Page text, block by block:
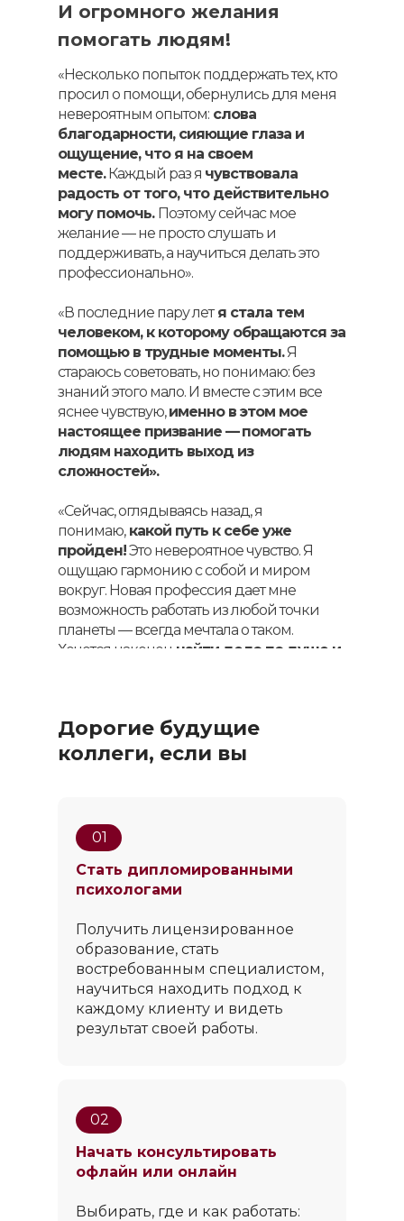
«Несколько попыток поддержать тех, кто
просил о помощи, обернулись для меня
невероятным опытом: слова
благодарности, сияющие глаза и
ощущение, что я на своем
месте.Каждый раз я чувствовала
радость от того, что действительно
могу помочь. Поэтому сейчас мое
желание — не просто слушать и
поддерживать, а научиться делать это
профессионально».
«В последние пару летя стала тем
человеком, к которому обращаются за
помощью в трудные моменты.Я
стараюсь советовать, но понимаю: без
знаний этого мало. И вместе с этим все
яснее чувствую,именно в этом мое
настоящее призвание — помогать
людям находить выход из
сложностей».
«Сейчас, оглядываясь назад, я
понимаю,какой путь к себе уже
пройден!Это невероятное чувство. Я
ощущаю гармонию с собой и миром
вокруг. Новая профессия дает мне
возможность работать из любой точки
планеты — всегда мечтала о таком.
Хочется наконец найти дело по душе и
И огромного желания
помогать людям!
Дорогие будущие
коллеги, если вы
01
Стать дипломированными
психологами
Получить лицензированное
образование, стать
востребованным специалистом,
научиться находить подход к
каждому клиенту и видеть
результат своей работы.
02
Начать консультировать
офлайн или онлайн
Выбирать, где и как работать: